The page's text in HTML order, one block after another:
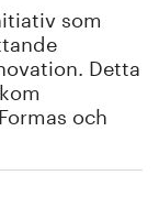
som
Detta
och